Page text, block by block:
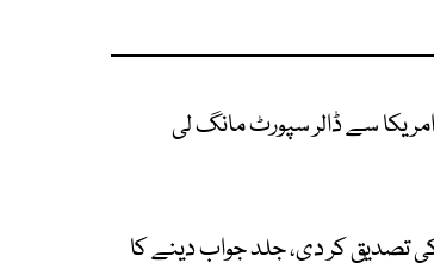
سے ڈالر سپورٹ مانگ لی
تصدیق کر دی، جلد جواب دینے کا